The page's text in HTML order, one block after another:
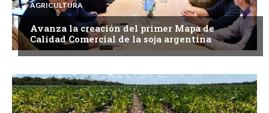
AGRICULTURA
Avanza la creación del primer Mapa de
Calidad Comercial de la soja argentina